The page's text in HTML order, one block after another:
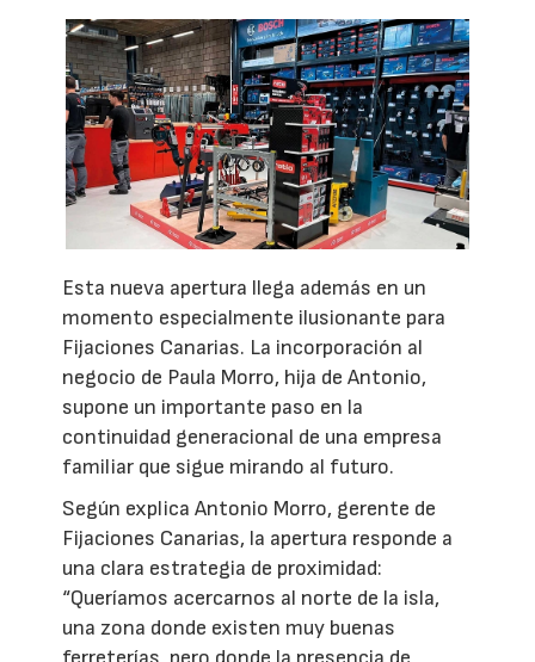
Esta nueva apertura llega además en un
momento especialmente ilusionante para
Fijaciones Canarias. La incorporación al
negocio de Paula Morro, hija de Antonio,
supone un importante paso en la
continuidad generacional de una empresa
familiar que sigue mirando al futuro.
Según explica Antonio Morro, gerente de
Fijaciones Canarias, la apertura responde a
una clara estrategia de proximidad:
“Queríamos acercarnos al norte de la isla,
una zona donde existen muy buenas